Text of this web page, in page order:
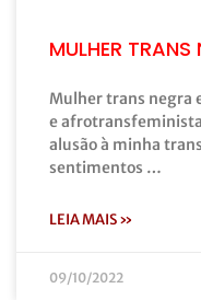
MULHER TRANS
Mulher trans negra
e
alusão à minha
sentimentos …
LEIA MAIS »
09/10/2022